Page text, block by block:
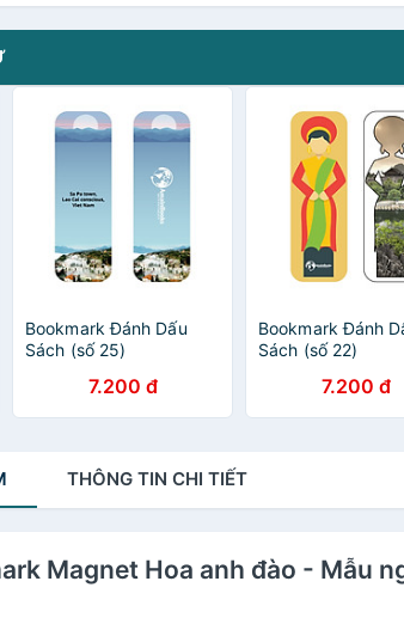
Bookmark Đánh Dấu
Sách (số 25)
7.200 đ
Bookmark Đánh
Sách (số 22)
7.200 đ
THÔNG TIN CHI TIẾT
Magnet Hoa anh đào - Mẫu